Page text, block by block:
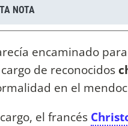
NOTA
encaminado
de reconocidos
en el
el francés